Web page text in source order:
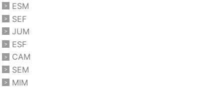
ESM
SEF
JUM
ESF
CAM
SEM
MIM